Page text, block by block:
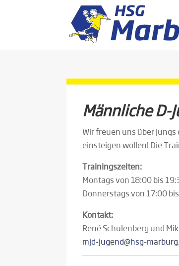
Männliche D-
Wir freuen uns über
einsteigen wollen! Die
Trainingszeiten:
Montags von 18:00 bis
Donnerstags von 17:00
Kontakt:
René Schulenberg und
mjd-jugend@hsg-